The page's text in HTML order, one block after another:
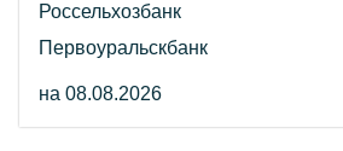
Россельхозбанк
Первоуральскбанк
на 08.08.2026